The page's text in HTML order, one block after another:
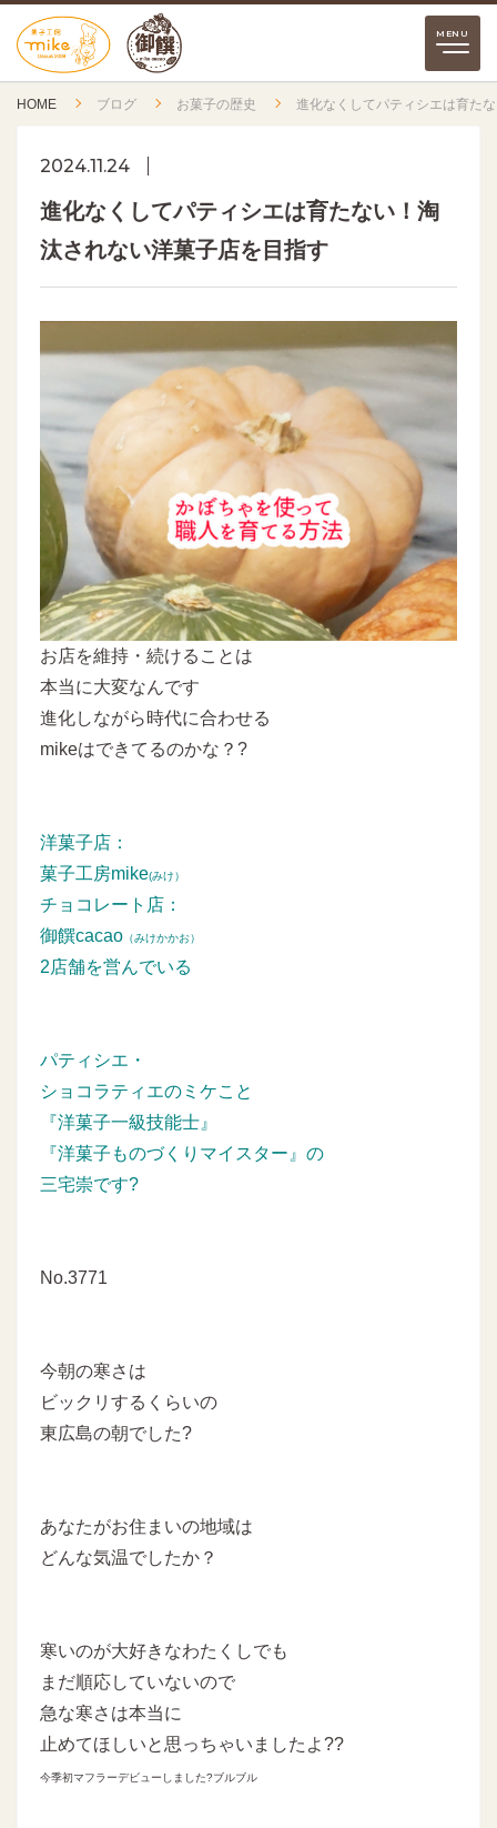
HOME ブログ お菓子の歴史 進化なくしてパティシエは育た
2024.11.24
進化なくしてパティシエは育たない！淘
汰されない洋菓子店を目指す
お店を維持・続けることは
本当に大変なんです
進化しながら時代に合わせる
mikeはできてるのかな？?
洋菓子店：
菓子工房mike(みけ）
チョコレート店：
御饌cacao （みけかかお）
2店舗を営んでいる
パティシエ・
ショコラティエのミケこと
『洋菓子一級技能士』
『洋菓子ものづくりマイスター』の
三宅崇です?
No.3771
今朝の寒さは
ビックリするくらいの
東広島の朝でした?
あなたがお住まいの地域は
どんな気温でしたか？
寒いのが大好きなわたくしでも
まだ順応していないので
急な寒さは本当に
止めてほしいと思っちゃいましたよ??
今季初マフラーデビューしました?ブルブル